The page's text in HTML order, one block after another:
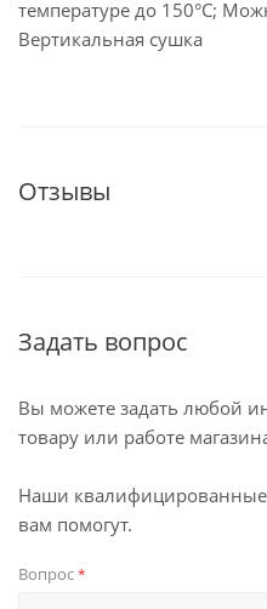
температуре до 150°С;
Вертикальная сушка
Отзывы
Задать вопрос
Вы можете задать любой
товару или работе
Наши квалифицированные
вам помогут.
Вопрос*